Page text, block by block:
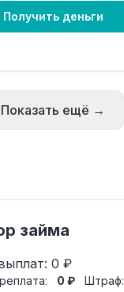
Получить деньги
Показать ещё →
займа
0 ₽
0 ₽ Штраф: